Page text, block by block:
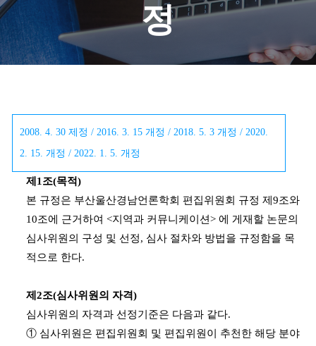
정
2008. 4. 30 제정 / 2016. 3. 15 개정 / 2018. 5. 3 개정 / 2020.
2. 15. 개정 / 2022. 1. 5. 개정
제1조(목적)
본 규정은 부산울산경남언론학회 편집위원회 규정 제9조와
10조에 근거하여 <지역과 커뮤니케이션> 에 게재할 논문의
심사위원의 구성 및 선정, 심사 절차와 방법을 규정함을 목
적으로 한다.
제2조(심사위원의 자격)
심사위원의 자격과 선정기준은 다음과 같다.
① 심사위원은 편집위원회 및 편집위원이 추천한 해당 분야